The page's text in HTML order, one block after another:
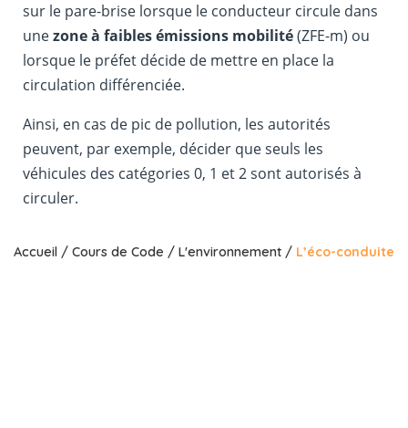
sur le pare-brise lorsque le conducteur circule dans
unezone à faibles émissions mobilité(ZFE-m) ou
lorsque le préfet décide de mettre en place la
circulation différenciée.
Ainsi, en cas de pic de pollution, les autorités
peuvent, par exemple, décider que seuls les
véhicules des catégories 0, 1 et 2 sont autorisés à
circuler.
Accueil / Cours de Code / L'environnement / L’éco-conduite